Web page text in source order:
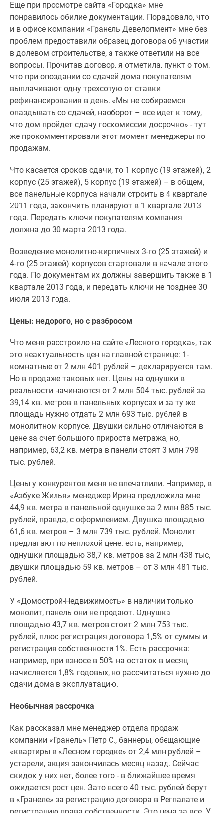
Еще при просмотре сайта «Городка» мне
понравилось обилие документации. Порадовало, что
и в офисе компании «Гранель Девелопмент» мне без
проблем предоставили образец договора об участии
в долевом строительстве, а также ответили на все
вопросы. Прочитав договор, я отметила, пункт о том,
что при опоздании со сдачей дома покупателям
выплачивают одну трехсотую от ставки
рефинансирования в день. «Мы не собираемся
опаздывать со сдачей, наоборот – все идет к тому,
что дом пройдет сдачу госкомиссии досрочно» - тут
же прокомментировали этот момент менеджеры по
продажам.
Что касается сроков сдачи, то 1 корпус (19 этажей), 2
корпус (25 этажей), 5 корпус (19 этажей) – в общем,
все панельные корпуса начали строить в 4 квартале
2011 года, закончить планируют в 1 квартале 2013
года. Передать ключи покупателям компания
должна до 30 марта 2013 года.
Возведение монолитно-кирпичных 3-го (25 этажей) и
4-го (25 этажей) корпусов стартовали в начале этого
года. По документам их должны завершить также в 1
квартале 2013 года, и передать ключи не позднее 30
июля 2013 года.
Цены: недорого, но с разбросом
Что меня расстроило на сайте «Лесного городка», так
это неактуальность цен на главной странице: 1-
комнатные от 2 млн 401 рублей – декларируется там.
Но в продаже таковых нет. Цены на однушки в
реальности начинаются от 2 млн 504 тыс. рублей за
39,14 кв. метров в панельных корпусах и за ту же
площадь нужно отдать 2 млн 693 тыс. рублей в
монолитном корпусе. Двушки сильно отличаются в
цене за счет большого прироста метража, но,
например, 63,2 кв. метра в панели стоят 3 млн 798
тыс. рублей.
Цены у конкурентов меня не впечатлили. Например, в
«Азбуке Жилья» менеджер Ирина предложила мне
44,9 кв. метра в панельной однушке за 2 млн 885 тыс.
рублей, правда, с оформлением. Двушка площадью
61,6 кв. метров – 3 млн 739 тыс. рублей. Монолит
предлагают по неплохой цене: есть, например,
однушки площадью 38,7 кв. метров за 2 млн 438 тыс,
двушки площадью 59 кв. метров – от 3 млн 481 тыс.
рублей.
У «Домострой-Недвижимость» в наличии только
монолит, панель они не продают. Однушка
площадью 43,7 кв. метров стоит 2 млн 753 тыс.
рублей, плюс регистрация договора 1,5% от суммы и
регистрация собственности 1%. Есть рассрочка:
например, при взносе в 50% на остаток в месяц
начисляется 1,8% годовых, но рассчитаться нужно до
сдачи дома в эксплуатацию.
Необычная рассрочка
Как рассказал мне менеджер отдела продаж
компании «Гранель» Петр С., баннеры, обещающие
«квартиры в «Лесном городке» от 2,4 млн рублей –
устарели, акция закончилась месяц назад. Сейчас
скидок у них нет, более того - в ближайшее время
ожидается рост цен. Зато всего 40 тыс. рублей берут
в «Гранеле» за регистрацию договора в Регпалате и